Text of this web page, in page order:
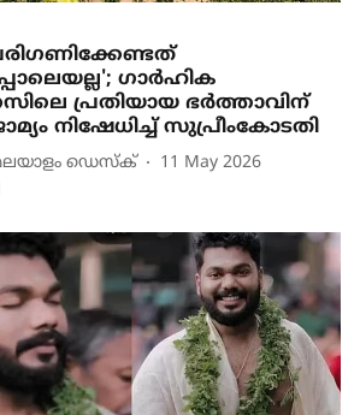
ഗാര്‍ഹിക
പ്രതിയായ ഭര്‍ത്താവിന്
നിഷേധിച്ച് സുപ്രീംകോടതി
ഡെസ്ക്
11 May 2026